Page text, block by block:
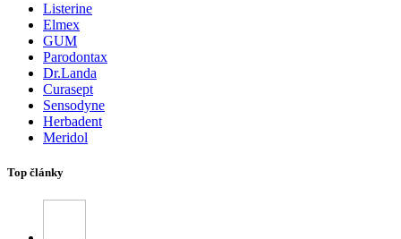
Listerine
Elmex
GUM
Parodontax
Dr.Landa
Curasept
Sensodyne
Herbadent
Meridol
Top články